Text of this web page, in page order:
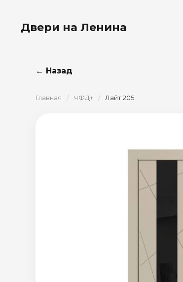
Двери на Ленина
← Назад
Главная / ЧФД+ / Лайт 205